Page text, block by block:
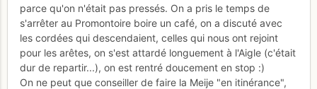
parce qu'on n'était pas pressés. On a pris le temps de
s'arrêter au Promontoire boire un café, on a discuté avec
les cordées qui descendaient, celles qui nous ont rejoint
pour les arêtes, on s'est attardé longuement à l'Aigle (c'était
dur de repartir...), on est rentré doucement en stop :)
On ne peut que conseiller de faire la Meije "en itinérance",